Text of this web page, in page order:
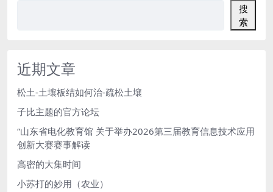
搜
索
近期文章
松土-土壤板结如何治-疏松土壤
子比主题的官方论坛
“山东省电化教育馆 关于举办2026第三届教育信息技术应用
创新大赛赛事解读
高密的大集时间
小苏打的妙用（农业）